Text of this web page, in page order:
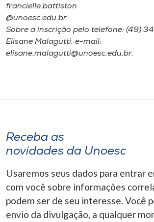
francielle.battiston
@unoesc.edu.br
Sobre a inscrição pelo telefone: (49)
Elisane Malagutti, e-mail:
elisane.malagutti@unoesc.edu.br.
Receba as
novidades da Unoesc
Usaremos seus dados para entrar
com você sobre informações
podem ser de seu interesse. Você
envio da divulgação, a qualquer